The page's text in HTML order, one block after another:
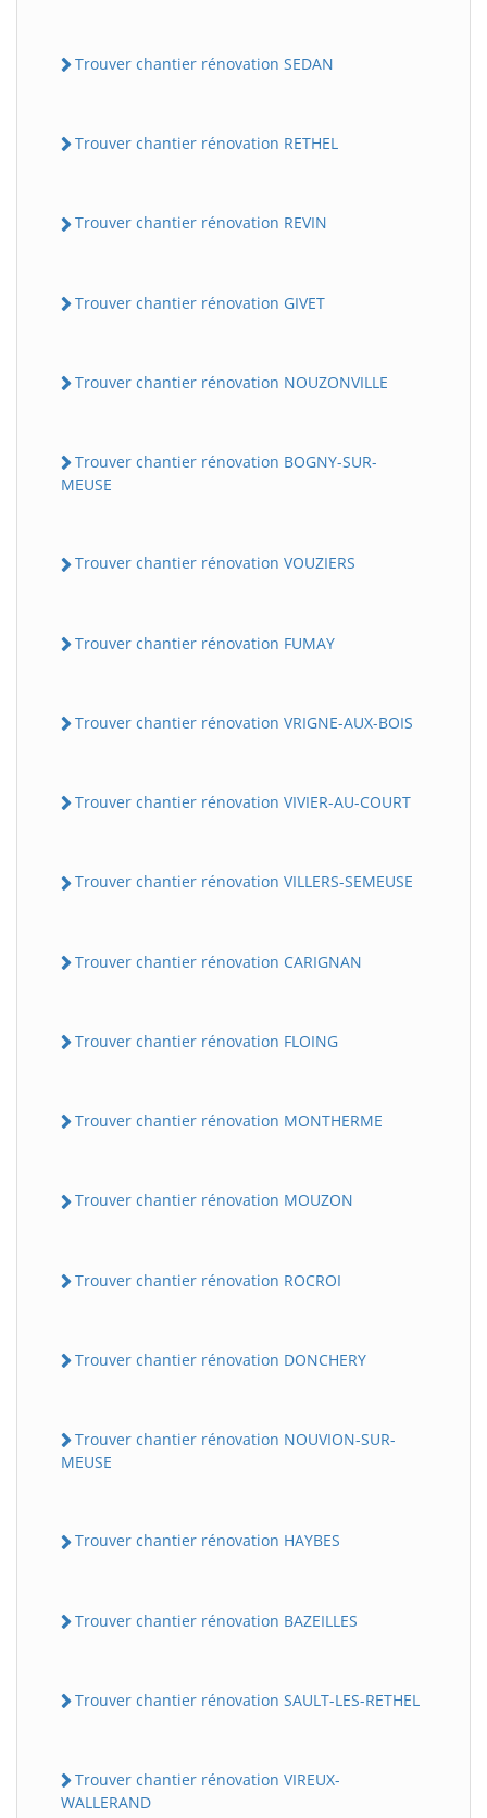
Trouver chantier rénovation SEDAN
Trouver chantier rénovation RETHEL
Trouver chantier rénovation REVIN
Trouver chantier rénovation GIVET
Trouver chantier rénovation NOUZONVILLE
Trouver chantier rénovation BOGNY-SUR-
MEUSE
Trouver chantier rénovation VOUZIERS
Trouver chantier rénovation FUMAY
Trouver chantier rénovation VRIGNE-AUX-BOIS
Trouver chantier rénovation VIVIER-AU-COURT
Trouver chantier rénovation VILLERS-SEMEUSE
Trouver chantier rénovation CARIGNAN
Trouver chantier rénovation FLOING
Trouver chantier rénovation MONTHERME
Trouver chantier rénovation MOUZON
Trouver chantier rénovation ROCROI
Trouver chantier rénovation DONCHERY
Trouver chantier rénovation NOUVION-SUR-
MEUSE
Trouver chantier rénovation HAYBES
Trouver chantier rénovation BAZEILLES
Trouver chantier rénovation SAULT-LES-RETHEL
Trouver chantier rénovation VIREUX-
WALLERAND